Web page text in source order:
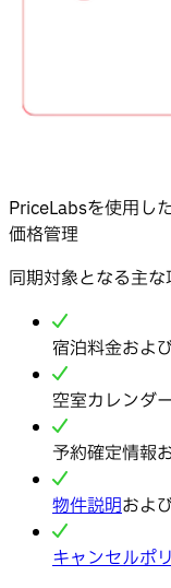
PriceLabsを使用し
価格管理
同期対象となる主な
宿泊料金およ
空室カレンダ
予約確定情報
物件説明およ
キャンセルポ